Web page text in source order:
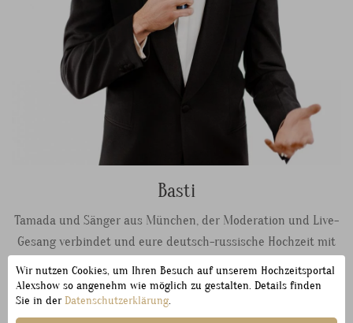
Basti
Tamada und Sänger aus München, der Moderation und Live-
Gesang verbindet und eure deutsch-russische Hochzeit mit
Stimme und Stimmung trägt.
PROFIL ANSEHEN
Wir nutzen Cookies, um Ihren Besuch auf unserem Hochzeitsportal
Alexshow so angenehm wie möglich zu gestalten. Details finden
Sie in derDatenschutzerklärung.